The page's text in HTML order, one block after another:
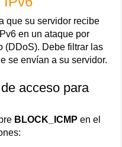
que su servidor recibe
en un ataque por
(DDoS). Debe filtrar las
se envían a su servidor.
acceso para
BLOCK_ICMP en el